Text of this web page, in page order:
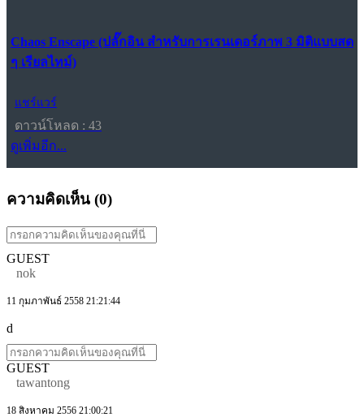
Chaos Enscape (ปลั๊กอิน สำหรับการเรนเดอร์ภาพ 3 มิติแบบสด
ๆ เรียลไทม์)
แชร์แวร์
ดาวน์โหลด : 43
ดูเพิ่มอีก...
ความคิดเห็น (0)
GUEST
nok
11 กุมภาพันธ์ 2558 21:21:44
d
GUEST
tawantong
18 สิงหาคม 2556 21:00:21